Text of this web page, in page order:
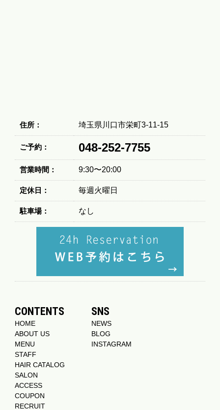
住所： 埼玉県川口市栄町3-11-15
ご予約： 048-252-7755
営業時間： 9:30〜20:00
定休日： 毎週火曜日
駐車場： なし
CONTENTS
HOME
ABOUT US
MENU
STAFF
HAIR CATALOG
SALON
ACCESS
COUPON
RECRUIT
SNS
NEWS
BLOG
INSTAGRAM